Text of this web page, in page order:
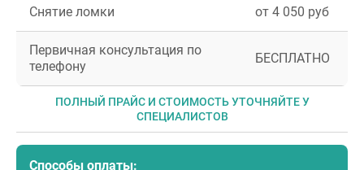
Снятие ломки от 4 050 руб
Первичная консультация по
телефону
БЕСПЛАТНО
ПОЛНЫЙ ПРАЙС И СТОИМОСТЬ УТОЧНЯЙТЕ У
СПЕЦИАЛИСТОВ
Способы оплаты: